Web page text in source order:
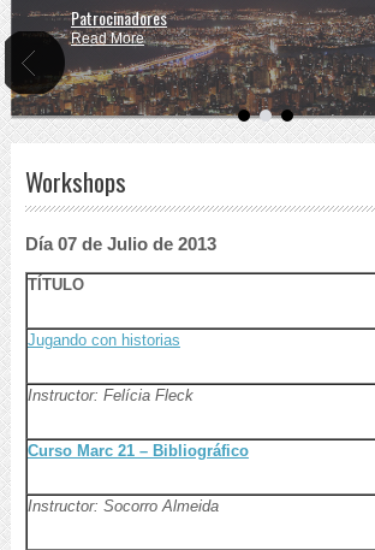
Palestrantes
Read More
Patrocinadores
Read More
Workshops
Día 07 de Julio de 2013
TÍTULO
Jugando con historias
Instructor: Felícia Fleck
Curso Marc 21 – Bibliográfico
Instructor: Socorro Almeida